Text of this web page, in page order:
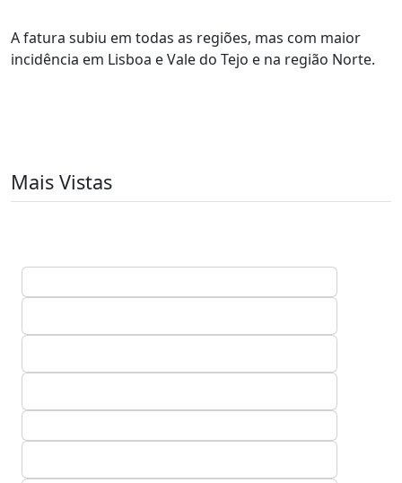
A fatura subiu em todas as regiões, mas com maior
incidência em Lisboa e Vale do Tejo e na região Norte.
Mais Vistas